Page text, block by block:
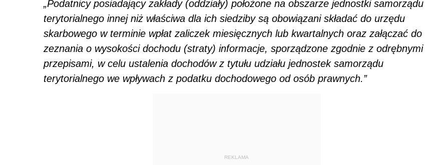
„Podatnicy posiadający zakłady (oddziały) położone na obszarze jednostki samorządu
terytorialnego innej niż właściwa dla ich siedziby są obowiązani składać do urzędu
skarbowego w terminie wpłat zaliczek miesięcznych lub kwartalnych oraz załączać do
zeznania o wysokości dochodu (straty) informacje, sporządzone zgodnie z odrębnymi
przepisami, w celu ustalenia dochodów z tytułu udziału jednostek samorządu
terytorialnego we wpływach z podatku dochodowego od osób prawnych.”
REKLAMA